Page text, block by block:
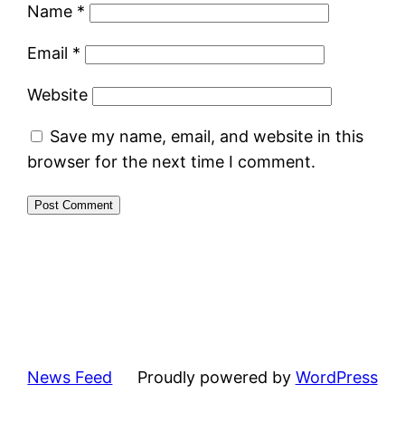
Name *
Email *
Website
Save my name, email, and website in this
browser for the next time I comment.
News Feed Proudly powered by WordPress